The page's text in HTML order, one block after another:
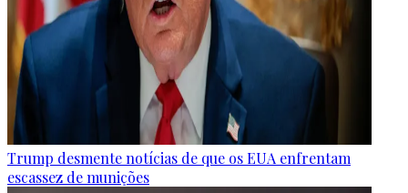
Trump desmente notícias de que os EUA enfrentam
escassez de munições